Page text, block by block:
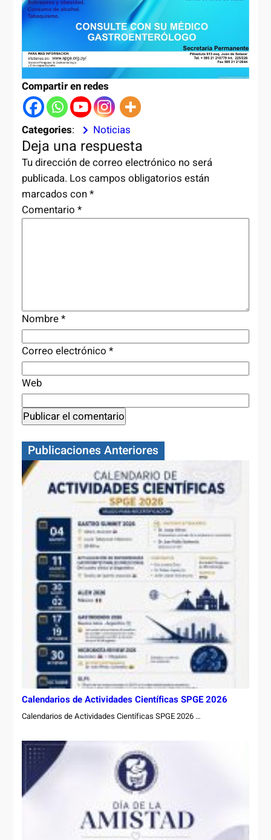
Compartir en redes
Categories: Noticias
Deja una respuesta
Tu dirección de correo electrónico no será
publicada. Los campos obligatorios están
marcados con*
Comentario *
Nombre*
Correo electrónico *
Web
Publicaciones Anteriores
Calendarios de Actividades Científicas SPGE 2026
Calendarios de Actividades Científicas SPGE 2026 …